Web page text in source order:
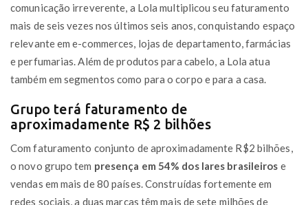
comunicação irreverente, a Lola multiplicou seu faturamento
mais de seis vezes nos últimos seis anos, conquistando espaço
relevante em e-commerces, lojas de departamento, farmácias
e perfumarias. Além de produtos para cabelo, a Lola atua
também em segmentos como para o corpo e para a casa.
Grupo terá faturamento de
aproximadamente R$ 2 bilhões
Com faturamento conjunto de aproximadamente R$2 bilhões,
o novo grupo tem presença em 54% dos lares brasileiros e
vendas em mais de 80 países. Construídas fortemente em
redes sociais, a duas marcas têm mais de sete milhões de